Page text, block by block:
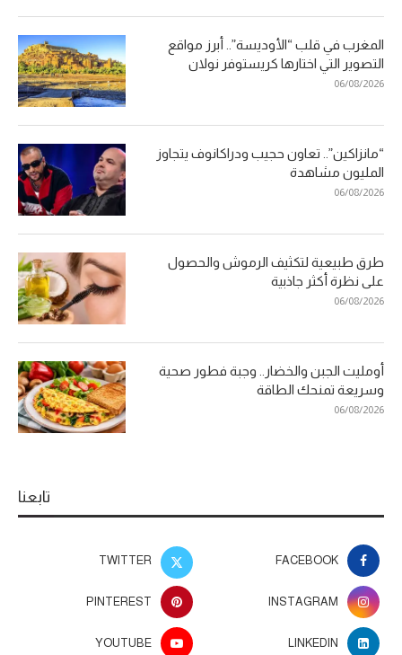
المغرب في قلب “الأوديسة”.. أبرز مواقع
التصوير التي اختارها كريستوفر نولان
06/08/2026
“مانزاكين”.. تعاون حجيب ودراكانوف يتجاوز
المليون مشاهدة
06/08/2026
طرق طبيعية لتكثيف الرموش والحصول
على نظرة أكثر جاذبية
06/08/2026
أومليت الجبن والخضار.. وجبة فطور صحية
وسريعة تمنحك الطاقة
06/08/2026
تابعنا
FACEBOOK
TWITTER
INSTAGRAM
PINTEREST
LINKEDIN
YOUTUBE